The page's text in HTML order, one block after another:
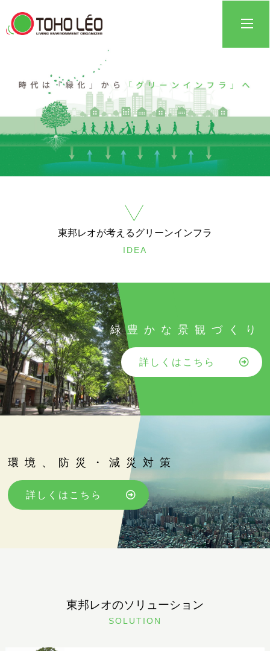
東邦レオが考えるグリーンインフラ
IDEA
緑豊かな景観づくり
詳しくはこちら
環境、防災・減災対策
詳しくはこちら
東邦レオのソリューション
SOLUTION